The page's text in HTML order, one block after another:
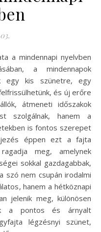
a mindennapok
egy kis szünetre, egy
és új erőre
átmeneti időszakok
szolgálnak, hanem a
is fontos szerepet
éppen ezt a fajta
meg, amelynek
sokkal gazdagabbak,
szó nem csupán irodalmi
hanem a hétköznapi
jelenik meg, különösen
a pontos és árnyalt
légzésnyi szünet,